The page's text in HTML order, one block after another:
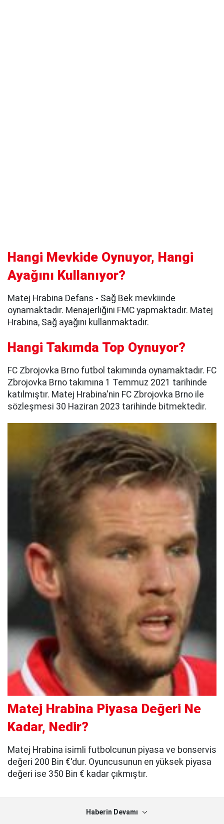
Hangi Mevkide Oynuyor, Hangi
Ayağını Kullanıyor?
Matej Hrabina Defans - Sağ Bek mevkiinde
oynamaktadır. Menajerliğini FMC yapmaktadır. Matej
Hrabina, Sağ ayağını kullanmaktadır.
Hangi Takımda Top Oynuyor?
FC Zbrojovka Brno futbol takımında oynamaktadır. FC
Zbrojovka Brno takımına 1 Temmuz 2021 tarihinde
katılmıştır. Matej Hrabina'nin FC Zbrojovka Brno ile
sözleşmesi 30 Haziran 2023 tarihinde bitmektedir.
Matej Hrabina Piyasa Değeri Ne
Kadar, Nedir?
Matej Hrabina isimli futbolcunun piyasa ve bonservis
değeri 200 Bin €'dur. Oyuncusunun en yüksek piyasa
değeri ise 350 Bin € kadar çıkmıştır.
Haberin Devamı